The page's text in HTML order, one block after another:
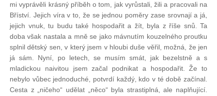
mi vyprávěli krásný příběh o tom, jak vyrůstali, žili a pracovali na
Bříství. Jejich víra v to, že se jednou poměry zase srovnají a já,
jejich vnuk, tu budu také hospodařit a žít, byla z říše snů. Ta
doba však nastala a mně se jako mávnutím kouzelného proutku
splnil dětský sen, v který jsem v hloubi duše věřil, možná, že jen
já sám. Nyní, po letech, se musím smát, jak bezelstně a s
mladickou naivitou jsem začal podnikat a hospodařit. Že to
nebylo vůbec jednoduché, potvrdí každý, kdo v té době začínal.
Cesta z „ničeho“ udělat „něco“ byla strastiplná, ale naplňující.